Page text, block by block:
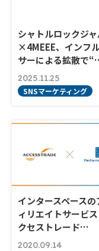
シャトルロックジ
×4MEEE、インフ
サーによる拡散で
2025.11.25
SNSマーケティング
インタースペースの
ィリエイトサービ
クセストレード…
2020.09.14